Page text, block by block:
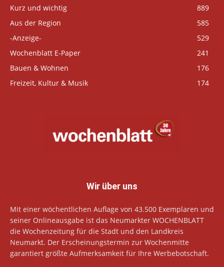
Kurz und wichtig
889
Aus der Region
585
-Anzeige-
529
Wochenblatt E-Paper
241
Bauen & Wohnen
176
Freizeit, Kultur & Musik
174
Wir über uns
Mit einer wöchentlichen Auflage von 43.500 Exemplaren und
seiner Onlineausgabe ist das Neumarkter WOCHENBLATT
die Wochenzeitung für die Stadt und den Landkreis
Neumarkt. Der Erscheinungstermin zur Wochenmitte
garantiert größte Aufmerksamkeit für Ihre Werbebotschaft.